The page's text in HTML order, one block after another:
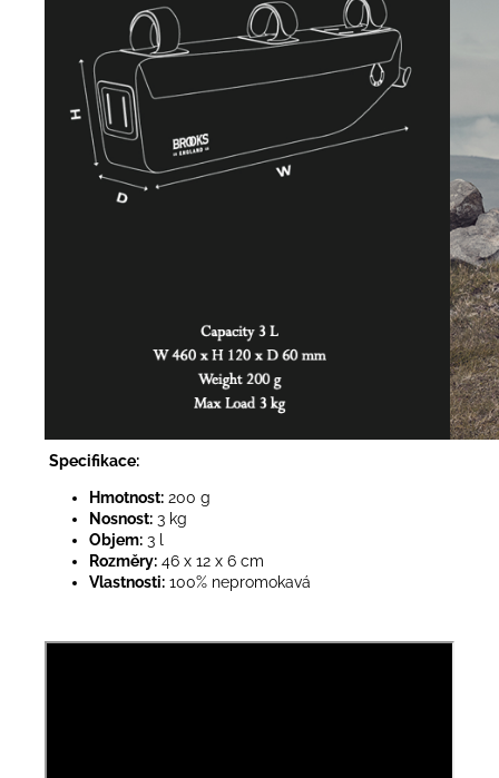
Specifikace:
Hmotnost: 200 g
Nosnost: 3 kg
Objem: 3 l
Rozměry: 46 x 12 x 6 cm
Vlastnosti: 100% nepromokavá